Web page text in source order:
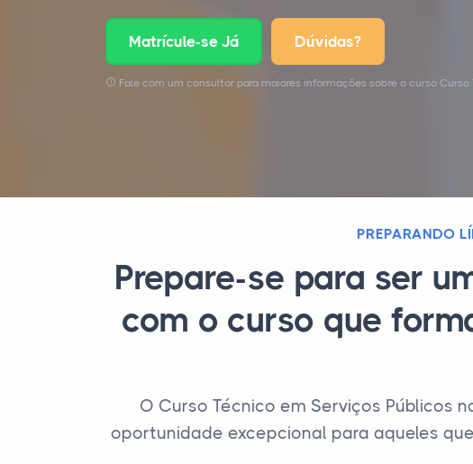
Matrícule-se Já Dúvidas?
Fale com um consultor para maiores informações sobre o curso
PREPARANDO
Prepare-se para ser
com o curso que
O Curso Técnico em Serviços Públicos
oportunidade excepcional para aqueles